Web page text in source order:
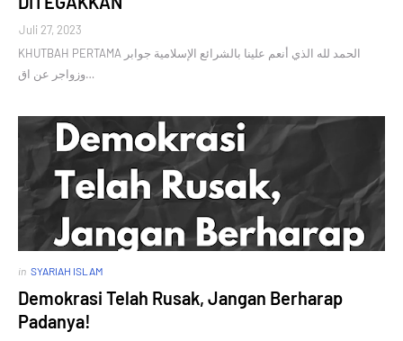
Juli 27, 2023
KHUTBAH PERTAMA الحمد لله الذي أنعم علينا بالشرائع الإسلامية جوابر
وزواجر عن اق…
in SYARIAH ISLAM
Demokrasi Telah Rusak, Jangan Berharap
Padanya!